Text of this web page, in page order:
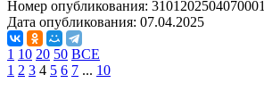
Номер опубликования: 3101202504070001
Дата опубликования: 07.04.2025
1 10 20 50 ВСЕ
1 2 3 4 5 6 7 ... 10